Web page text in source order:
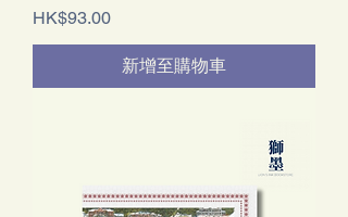
價格
HK$93.00
新增至購物車